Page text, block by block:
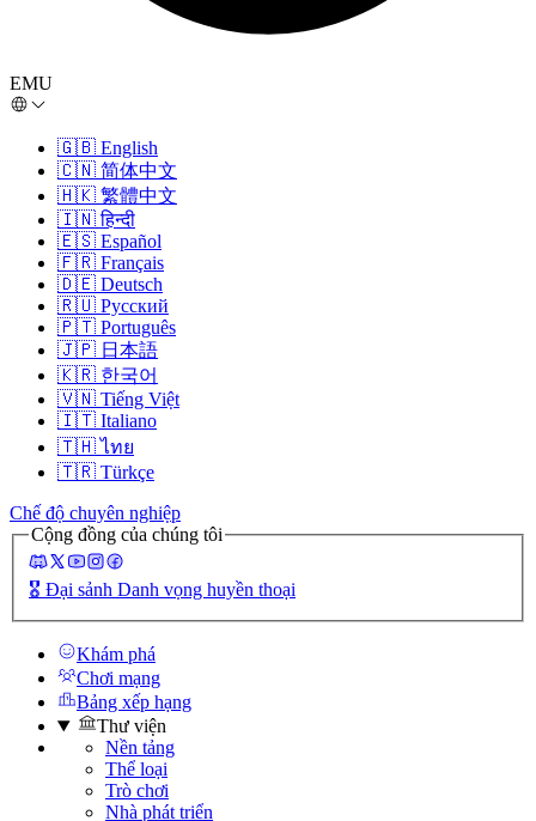
EMU
🇬🇧 English
🇨🇳 简体中文
🇭🇰 繁體中文
🇮🇳 हिन्दी
🇪🇸 Español
🇫🇷 Français
🇩🇪 Deutsch
🇷🇺 Русский
🇵🇹 Português
🇯🇵 日本語
🇰🇷 한국어
🇻🇳 Tiếng Việt
🇮🇹 Italiano
🇹🇭 ไทย
🇹🇷 Türkçe
Chế độ chuyên nghiệp
Cộng đồng của chúng tôi
🎖️ Đại sảnh Danh vọng huyền thoại
Khám phá
Chơi mạng
Bảng xếp hạng
Thư viện
Nền tảng
Thể loại
Trò chơi
Nhà phát triển